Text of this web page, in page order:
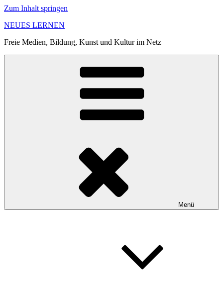
Zum Inhalt springen
NEUES LERNEN
Freie Medien, Bildung, Kunst und Kultur im Netz
Menü